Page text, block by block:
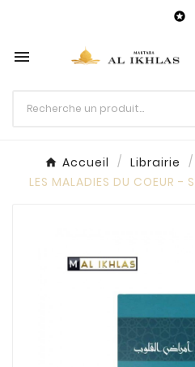


Accueil Librairie
LES MALADIES DU